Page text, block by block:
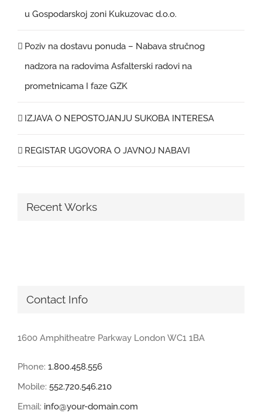
u Gospodarskoj zoni Kukuzovac d.o.o.
Poziv na dostavu ponuda – Nabava stručnog
nadzora na radovima Asfalterski radovi na
prometnicama I faze GZK
IZJAVA O NEPOSTOJANJU SUKOBA INTERESA
REGISTAR UGOVORA O JAVNOJ NABAVI
Recent Works
Contact Info
1600 Amphitheatre Parkway London WC1 1BA
Phone: 1.800.458.556
Mobile: 552.720.546.210
Email: info@your-domain.com